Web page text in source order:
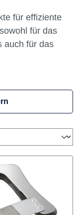
für effiziente
für das
auch für das